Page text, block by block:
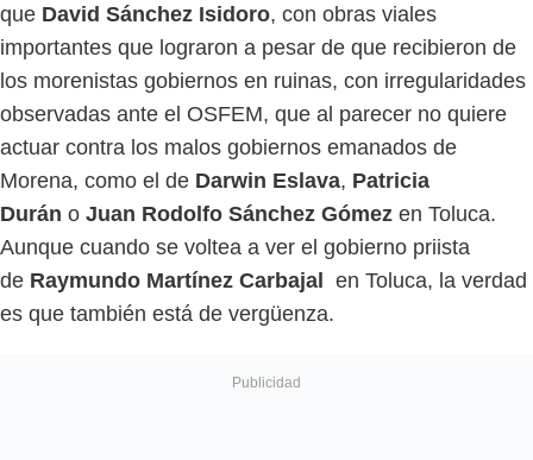
que David Sánchez Isidoro, con obras viales
importantes que lograron a pesar de que recibieron de
los morenistas gobiernos en ruinas, con irregularidades
observadas ante el OSFEM, que al parecer no quiere
actuar contra los malos gobiernos emanados de
Morena, como el de Darwin Eslava, Patricia
Durán o Juan Rodolfo Sánchez Gómez en Toluca.
Aunque cuando se voltea a ver el gobierno priista
de Raymundo Martínez Carbajal en Toluca, la verdad
es que también está de vergüenza.